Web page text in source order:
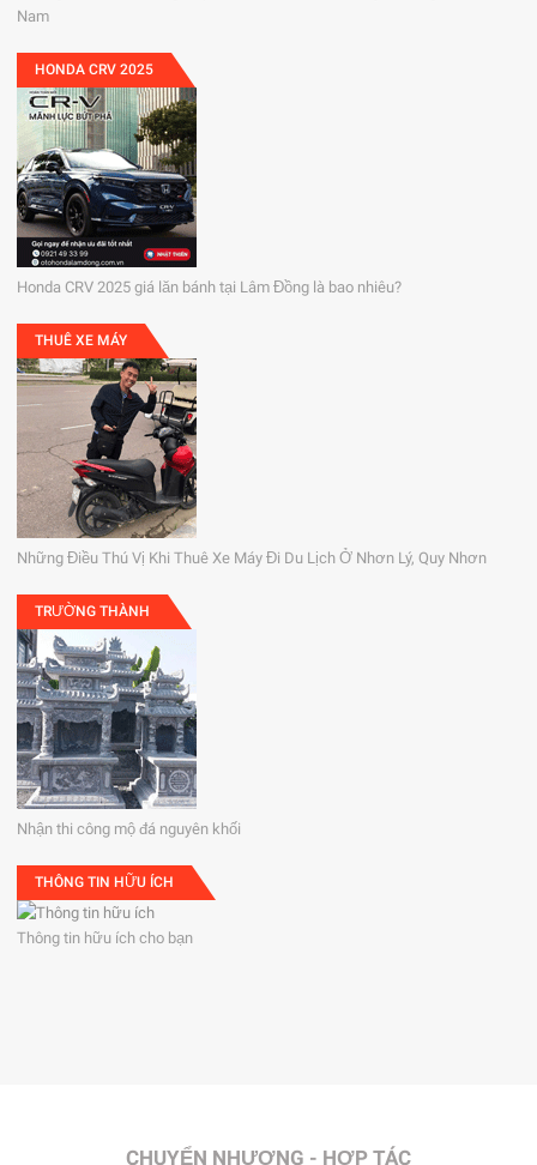
Nam
HONDA CRV 2025
Honda CRV 2025 giá lăn bánh tại Lâm Đồng là bao nhiêu?
THUÊ XE MÁY
Những Điều Thú Vị Khi Thuê Xe Máy Đi Du Lịch Ở Nhơn Lý, Quy Nhơn
TRƯỜNG THÀNH
Nhận thi công mộ đá nguyên khối
THÔNG TIN HỮU ÍCH
Thông tin hữu ích cho bạn
CHUYỂN NHƯỢNG - HỢP TÁC